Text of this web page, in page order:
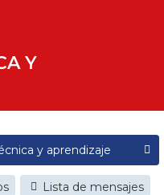
Y
Lista de mensajes